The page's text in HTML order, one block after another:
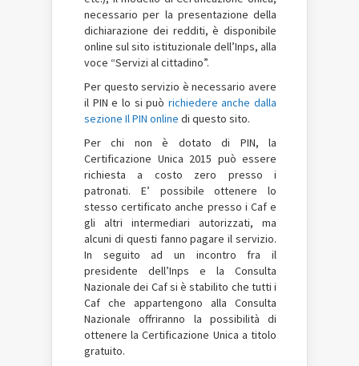
necessario per la presentazione della
dichiarazione dei redditi, è disponibile
online sul sito istituzionale dell’Inps, alla
voce “Servizi al cittadino”.
Per questo servizio è necessario avere
il PIN e lo si può richiedere anche dalla
sezione Il PIN online di questo sito.
Per chi non è dotato di PIN, la
Certificazione Unica 2015 può essere
richiesta a costo zero presso i
patronati. E’ possibile ottenere lo
stesso certificato anche presso i Caf e
gli altri intermediari autorizzati, ma
alcuni di questi fanno pagare il servizio.
In seguito ad un incontro fra il
presidente dell’Inps e la Consulta
Nazionale dei Caf si è stabilito che tutti i
Caf che appartengono alla Consulta
Nazionale offriranno la possibilità di
ottenere la Certificazione Unica a titolo
gratuito.